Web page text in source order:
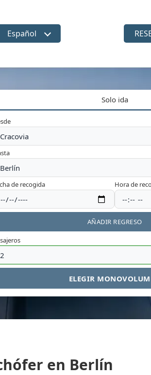
Elegir idioma
Español
Solo ida
de recogida Hora de
AÑADIR REGRESO
ELEGIR
en Berlín